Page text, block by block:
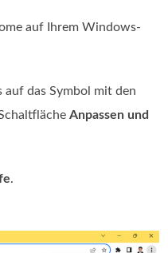
auf Ihrem Windows-
auf das Symbol mit den
Anpassen und
.